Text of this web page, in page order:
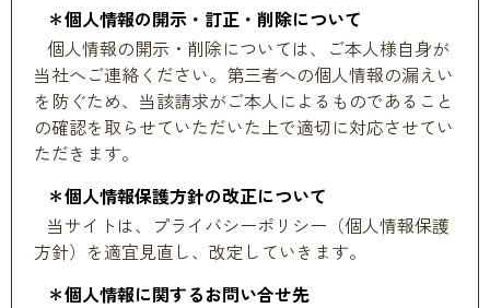
＊個人情報の開示・訂正・削除について
個人情報の開示・削除については、ご本人様自身が
当社へご連絡ください。第三者への個人情報の漏えい
を防ぐため、当該請求がご本人によるものであること
の確認を取らせていただいた上で適切に対応させてい
ただきます。
＊個人情報保護方針の改正について
当サイトは、プライバシーポリシー（個人情報保護
方針）を適宜見直し、改定していきます。
＊個人情報に関するお問い合せ先